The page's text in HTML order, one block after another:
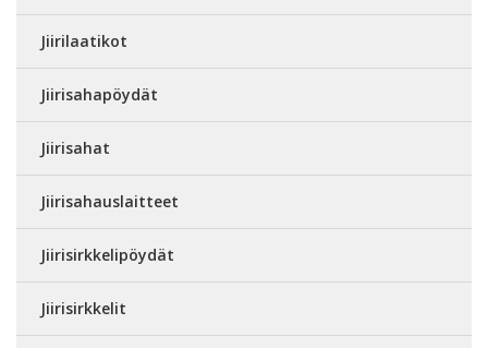
Jiirilaatikot
Jiirisahapöydät
Jiirisahat
Jiirisahauslaitteet
Jiirisirkkelipöydät
Jiirisirkkelit